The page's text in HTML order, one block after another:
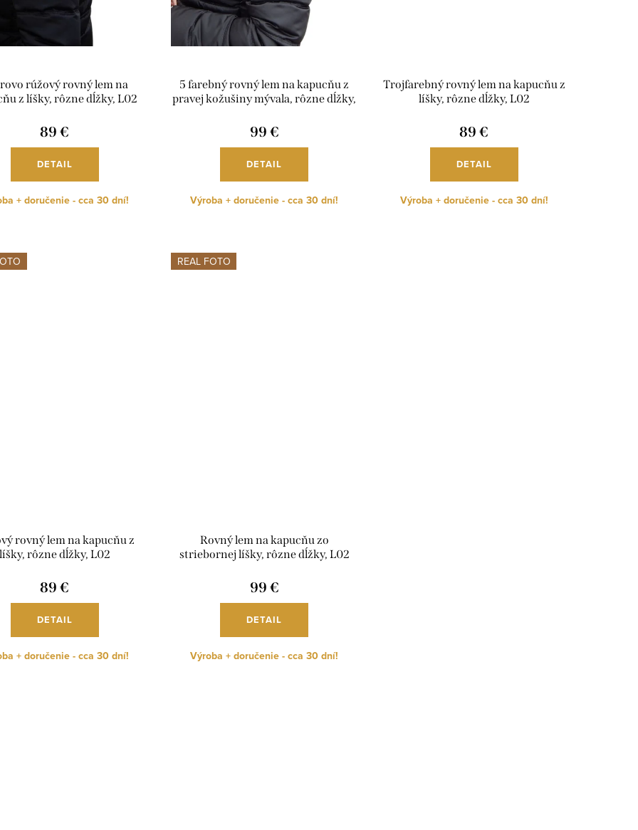
rúžový rovný lem na
z líšky, rôzne dĺžky, L02
89 €
DETAIL
+ doručenie - cca 30 dní!
5 farebný rovný lem na kapucňu z
pravej kožušiny mývala, rôzne dĺžky,
99 €
DETAIL
Výroba + doručenie - cca 30 dní!
Trojfarebný rovný lem na kapucňu z
líšky, rôzne dĺžky, L02
89 €
DETAIL
Výroba + doručenie - cca 30 dní!
rovný lem na kapucňu z
líšky, rôzne dĺžky, L02
89 €
DETAIL
+ doručenie - cca 30 dní!
REAL FOTO
Rovný lem na kapucňu zo
striebornej líšky, rôzne dĺžky, L02
99 €
DETAIL
Výroba + doručenie - cca 30 dní!